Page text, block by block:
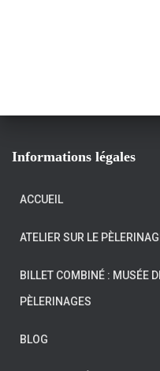
Informations légales
ACCUEIL
ATELIER SUR LE
BILLET COMBINÉ : MUSÉE
PÈLERINAGES
BLOG